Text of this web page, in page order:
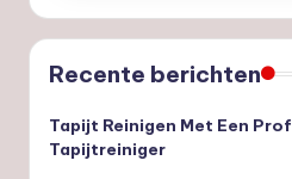
Recente berichten
Tapijt Reinigen Met Een
Tapijtreiniger